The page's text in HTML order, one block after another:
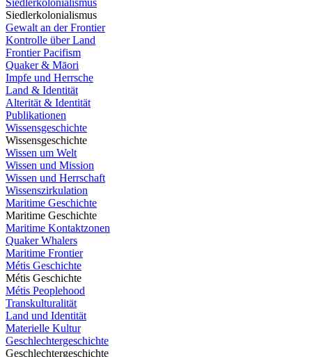
Siedlerkolonialismus
Siedlerkolonialismus
Gewalt an der Frontier
Kontrolle über Land
Frontier Pacifism
Quaker & Māori
Impfe und Herrsche
Land & Identität
Alterität & Identität
Publikationen
Wissensgeschichte
Wissensgeschichte
Wissen um Welt
Wissen und Mission
Wissen und Herrschaft
Wissenszirkulation
Maritime Geschichte
Maritime Geschichte
Maritime Kontaktzonen
Quaker Whalers
Maritime Frontier
Métis Geschichte
Métis Geschichte
Métis Peoplehood
Transkulturalität
Land und Identität
Materielle Kultur
Geschlechtergeschichte
Geschlechtergeschichte